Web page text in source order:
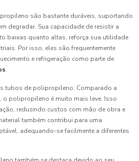
são bastante duráveis, suportando
degradar. Sua capacidade de resistir a
baixas quanto altas, reforça sua utilidade
Por isso, eles são frequentemente
e refrigeração como parte de
.
tubos de polipropileno. Comparado a
o polipropileno é muito mais leve. Isso
reduzindo custos com mão de obra e
também contribui para uma
adequando-se facilmente a diferentes